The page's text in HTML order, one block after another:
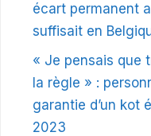
écart permanent
suffisait en
« Je pensais que
la règle » :
garantie d’un kot
2023